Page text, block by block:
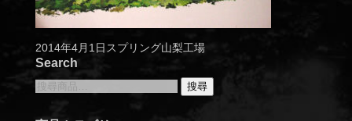
2014年4月1日スプリング山梨工場
Search
搜
搜尋